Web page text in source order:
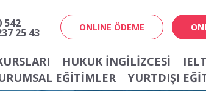
542
25 43 ONLINE ÖDEME
HUKUK İNGILIZCESI
EĞITIMLER YURTDIŞI